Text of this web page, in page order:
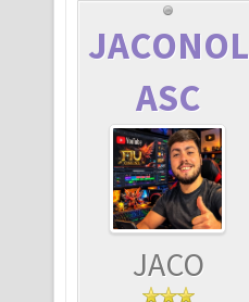
JACONOL
ASC
JACO